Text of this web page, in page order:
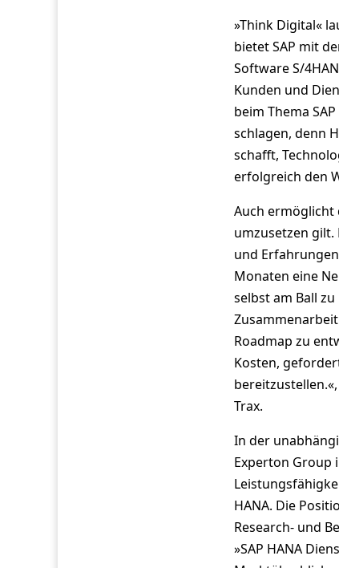
»Think Digital«
bietet SAP mit
Software S/
Kunden und
beim Thema
schlagen, denn
schafft,
erfolgreich den
Auch ermöglicht
umzusetzen
und
Monaten eine
selbst am Ball
Roadmap zu
Kosten,
Trax.
In der
Experton Group
HANA. Die
Research- und
»SAP HANA